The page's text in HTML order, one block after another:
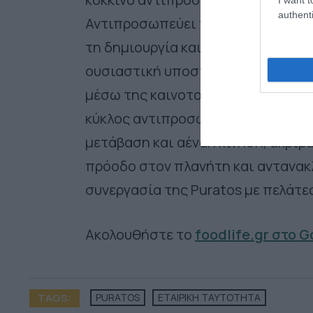
Αντιπροσωπεύει τη δέσμευση,
τη δημιουργία καινοτόμων
ουσιαστική υποστήριξη στους
μέσω της καινοτομίας,
κύκλος αντιπροσωπεύει μια
μετάβαση και αέναη κίνηση,
πρόοδο στον πλανήτη και
συνεργασία της Puratos με
Ακολουθήστε το foodlife.gr στο
TAGS: PURATOS ΕΤΑΙΡΙΚΗ ΤΑΥΤΟΤΗΤΑ